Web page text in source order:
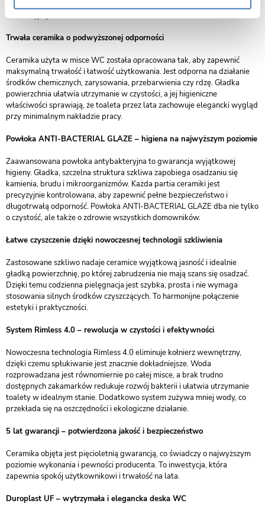
dekoracyjną.
Trwała ceramika o podwyższonej odporności
Ceramika użyta w misce WC została opracowana tak, aby zapewnić
maksymalną trwałość i łatwość użytkowania. Jest odporna na działanie
środków chemicznych, zarysowania, przebarwienia czy rdzę. Gładka
powierzchnia ułatwia utrzymanie w czystości, a jej higieniczne
właściwości sprawiają, że toaleta przez lata zachowuje elegancki wygląd
przy minimalnym nakładzie pracy.
Powłoka ANTI-BACTERIAL GLAZE – higiena na najwyższym poziomie
Zaawansowana powłoka antybakteryjna to gwarancja wyjątkowej
higieny. Gładka, szczelna struktura szkliwa zapobiega osadzaniu się
kamienia, brudu i mikroorganizmów. Każda partia ceramiki jest
precyzyjnie kontrolowana, aby zapewnić pełne bezpieczeństwo i
długotrwałą odporność. Powłoka ANTI-BACTERIAL GLAZE dba nie tylko
o czystość, ale także o zdrowie wszystkich domowników.
Łatwe czyszczenie dzięki nowoczesnej technologii szkliwienia
Zastosowane szkliwo nadaje ceramice wyjątkową jasność i idealnie
gładką powierzchnię, po której zabrudzenia nie mają szans się osadzać.
Dzięki temu codzienna pielęgnacja jest szybka, prosta i nie wymaga
stosowania silnych środków czyszczących. To harmonijne połączenie
estetyki i praktyczności.
System Rimless 4.0 – rewolucja w czystości i efektywności
Nowoczesna technologia Rimless 4.0 eliminuje kołnierz wewnętrzny,
dzięki czemu spłukiwanie jest znacznie dokładniejsze. Woda
rozprowadzana jest równomiernie po całej misce, a brak trudno
dostępnych zakamarków redukuje rozwój bakterii i ułatwia utrzymanie
toalety w idealnym stanie. Dodatkowo system zużywa mniej wody, co
przekłada się na oszczędności i ekologiczne działanie.
5 lat gwarancji – potwierdzona jakość i bezpieczeństwo
Ceramika objęta jest pięcioletnią gwarancją, co świadczy o najwyższym
poziomie wykonania i pewności producenta. To inwestycja, która
zapewnia spokój użytkownikowi i trwałość na lata.
Duroplast UF – wytrzymała i elegancka deska WC